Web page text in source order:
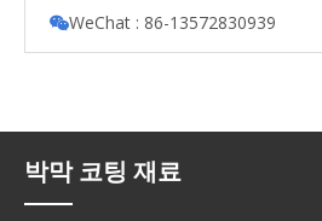
WeChat : 86-13572830939
박막 코팅 재료